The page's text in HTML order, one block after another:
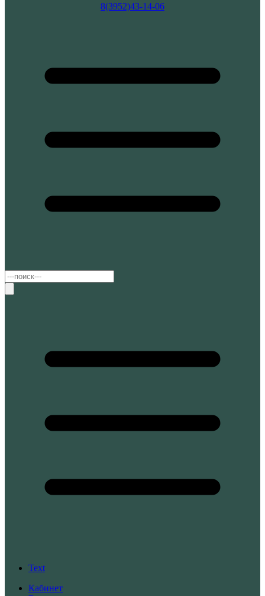
8(3952)43-14-06
Text
Кабинет